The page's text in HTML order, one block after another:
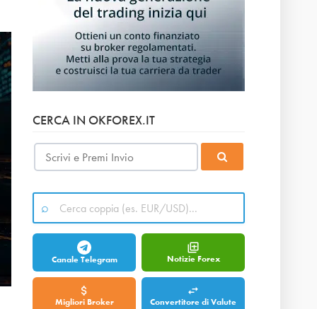
CERCA IN OKFOREX.IT
Canale Telegram Notizie Forex
Migliori Broker Convertitore di Valute